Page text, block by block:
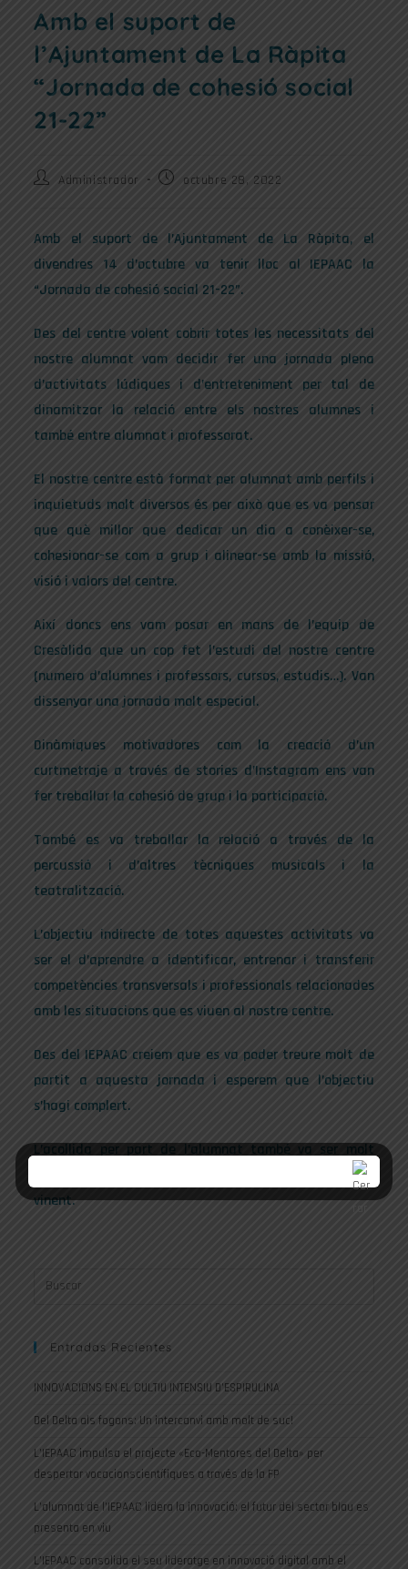
Amb el suport de
l’Ajuntament de La Ràpita
“Jornada de cohesió social
21-22”
Administrador octubre 28, 2022
Amb el suport de l’Ajuntament de La Ràpita, el
divendres 14 d’octubre va tenir lloc al IEPAAC la
“Jornada de cohesió social 21-22”.
Des del centre volent cobrir totes les necessitats del
nostre alumnat vam decidir fer una jornada plena
d’activitats lúdiques i d’entreteniment per tal de
dinamitzar la relació entre els nostres alumnes i
també entre alumnat i professorat.
El nostre centre està format per alumnat amb perfils i
inquietuds molt diversos és per això que es va pensar
que què millor que dedicar un dia a conèixer-se,
cohesionar-se com a grup i alinear-se amb la missió,
visió i valors del centre.
Així doncs ens vam posar en mans de l’equip de
Cresàlida que un cop fet l’estudi del nostre centre
(numero d’alumnes i professors, cursos, estudis…). Van
dissenyar una jornada molt especial.
Dinàmiques motivadores com la creació d’un
curtmetraje a través de stories d’Instagram ens van
fer treballar la cohesió de grup i la participació.
També es va treballar la relació a través de la
percussió i d’altres tècniques musicals i la
teatralització.
L’objectiu indirecte de totes aquestes activitats va
ser el d’aprendre a identificar, entrenar i transferir
competències transversals i professionals relacionades
amb les situacions que es viuen al nostre centre.
Des del IEPAAC creiem que es va poder treure molt de
partit a aquesta jornada i esperem que l’objectiu
s’hagi complert.
L’acollida per part de l’alumnat també va ser molt
positiva així que ens estem plantejant tornar-hi el curs
vinent.
Entradas Recientes
INNOVACIONS EN EL CULTIU INTENSIU D’ESPIRULINA
Del Delta als fogons: Un intercanvi amb molt de suc!
L’IEPAAC impulsa el projecte «Eco-Mentores del Delta» per
despertar vocacionscientífiques a través de la FP
L’alumnat de l’IEPAAC lidera la innovació: el futur del sector blau es
presenta en viu
L’IEPAAC consolida el seu lideratge en innovació digital amb el